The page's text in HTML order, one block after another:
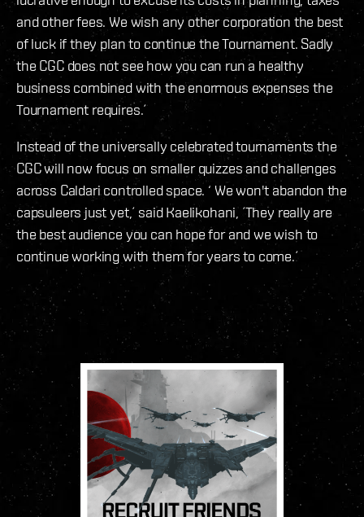
and other fees. We wish any other corporation the best
of luck if they plan to continue the Tournament. Sadly
the CGC does not see how you can run a healthy
business combined with the enormous expenses the
Tournament requires.´
Instead of the universally celebrated tournaments the
CGC will now focus on smaller quizzes and challenges
across Caldari controlled space. ‘ We won't abandon the
capsuleers just yet,´ said Kaelikohani, ´They really are
the best audience you can hope for and we wish to
continue working with them for years to come.´